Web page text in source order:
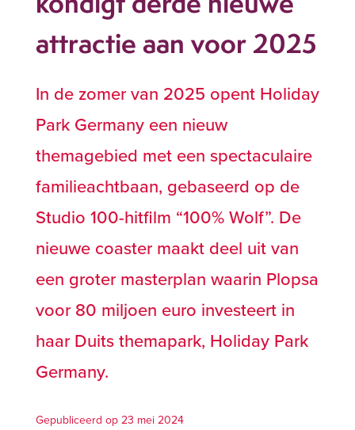
attractie aan voor 2025
In de zomer van 2025 opent Holiday
Park Germany een nieuw
themagebied met een spectaculaire
familieachtbaan, gebaseerd op de
Studio 100-hitfilm “100% Wolf”. De
nieuwe coaster maakt deel uit van
een groter masterplan waarin Plopsa
voor 80 miljoen euro investeert in
haar Duits themapark, Holiday Park
Germany.
Gepubliceerd op 23 mei 2024